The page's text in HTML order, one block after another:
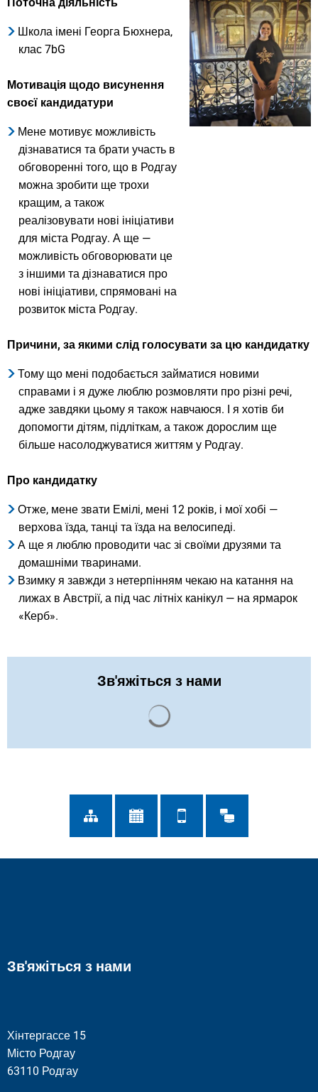
Школа імені Георга Бюхнера,
клас 7bG
Мотивація щодо висунення
своєї кандидатури
Мене мотивує можливість
дізнаватися та брати участь в
обговоренні того, що в Родгау
можна зробити ще трохи
кращим, а також
реалізовувати нові ініціативи
для міста Родгау. А ще —
можливість обговорювати це
з іншими та дізнаватися про
нові ініціативи, спрямовані на
розвиток міста Родгау.
Причини, за якими слід голосувати за цю кандидатку
Тому що мені подобається займатися новими
справами і я дуже люблю розмовляти про різні речі,
адже завдяки цьому я також навчаюся. І я хотів би
допомогти дітям, підліткам, а також дорослим ще
більше насолоджуватися життям у Родгау.
Про кандидатку
Отже, мене звати Емілі, мені 12 років, і мої хобі —
верхова їзда, танці та їзда на велосипеді.
А ще я люблю проводити час зі своїми друзями та
домашніми тваринами.
Взимку я завжди з нетерпінням чекаю на катання на
лижах в Австрії, а під час літніх канікул — на ярмарок
«Керб».
Зв'яжіться з нами
Зв'яжіться з нами
Хінтергассе 15
Місто Родгау
63110 Родгау